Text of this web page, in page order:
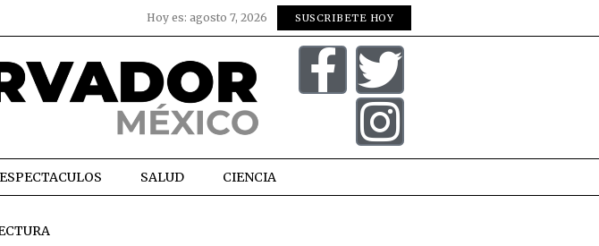
Hoy es: agosto 7, 2026 SUSCRIBETE HOY
ESPECTACULOS SALUD CIENCIA